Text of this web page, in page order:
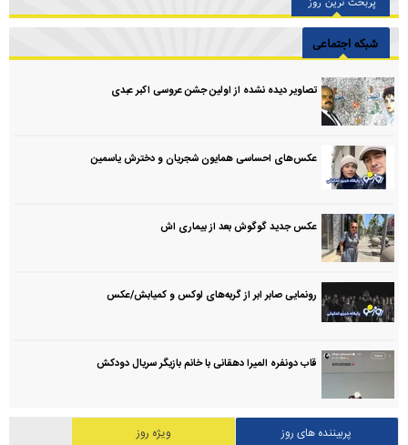
شبکه اجتماعی
تصاویر دیده نشده از اولین جشن عروسی اکبر عبدی
عکس‌های احساسی همایون شجریان و دخترش یاسمین
عکس جدید گوگوش بعد از بیماری اش
رونمایی صابر ابر از گربه‌های لوکس و کمیابش/عکس
قاب دونفره المیرا دهقانی با خانم بازیگر سریال دودکش
پربیننده های روز
ویژه روز